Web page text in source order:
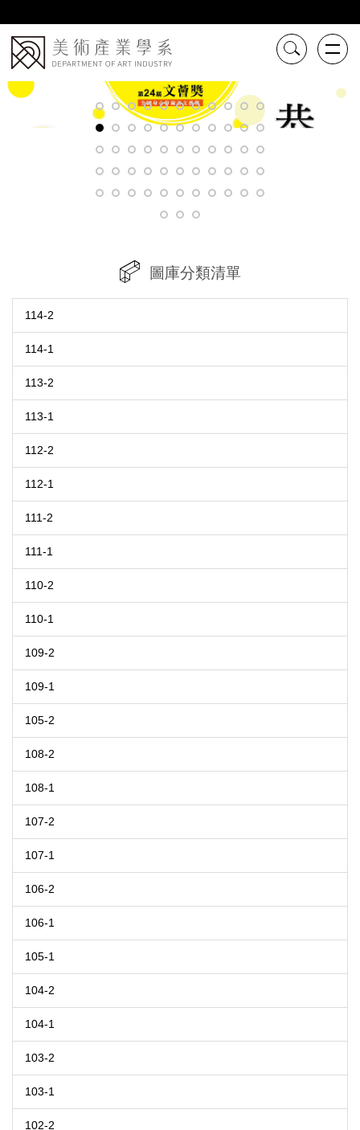
到
主
要
內
容
圖庫分類清單
114-2
114-1
113-2
113-1
112-2
112-1
111-2
111-1
110-2
110-1
109-2
109-1
105-2
108-2
108-1
107-2
107-1
106-2
106-1
105-1
104-2
104-1
103-2
103-1
102-2